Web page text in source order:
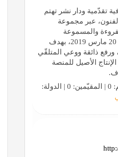
تقدّمية ودار نشر تهتم
عبر مجموعة
والمسموعة
والمرئية. انطلقت في 20 مارس 2019، بهدف
ورفع ذائقة ووعي المتلقّي
الأصيل للمنصة